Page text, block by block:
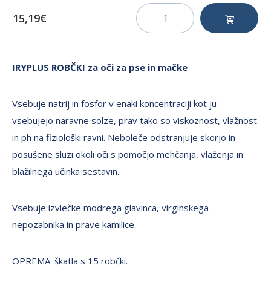
15,19€
IRYPLUS ROBČKI za oči za pse in mačke
Vsebuje natrij in fosfor v enaki koncentraciji kot ju
vsebujejo naravne solze, prav tako so viskoznost, vlažnost
in ph na fiziološki ravni. Neboleče odstranjuje skorjo in
posušene sluzi okoli oči s pomočjo mehčanja, vlaženja in
blažilnega učinka sestavin.
Vsebuje izvlečke modrega glavinca, virginskega
nepozabnika in prave kamilice.
OPREMA: škatla s 15 robčki.